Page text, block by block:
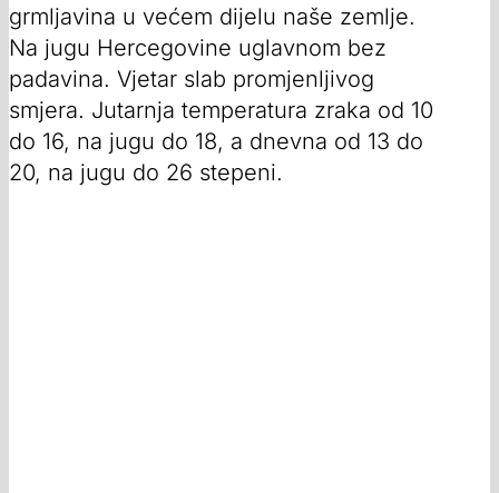
grmljavina u većem dijelu naše zemlje.
Na jugu Hercegovine uglavnom bez
padavina. Vjetar slab promjenljivog
smjera. Jutarnja temperatura zraka od 10
do 16, na jugu do 18, a dnevna od 13 do
20, na jugu do 26 stepeni.